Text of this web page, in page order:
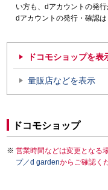
い方も、dアカウントの発行
dアカウントの発行・確認は
ドコモショップを表
量販店などを表示
ドコモショップ
営業時間などは変更となる
プ／d gardenからご確認く